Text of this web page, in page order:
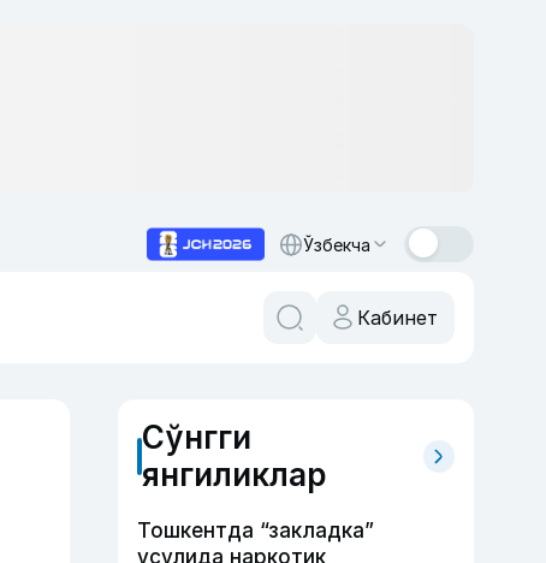
Ўзбекча
Кабинет
Сўнгги
янгиликлар
Тошкентда “закладка”
усулида наркотик